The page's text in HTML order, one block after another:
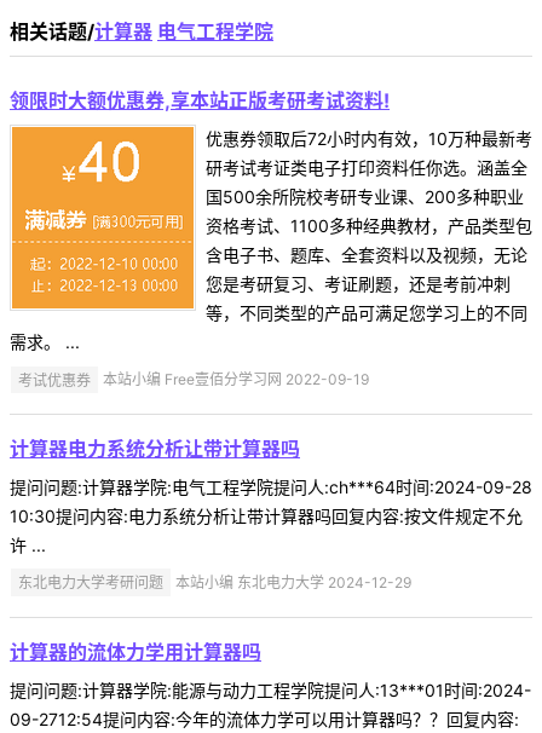
相关话题/计算器 电气工程学院
领限时大额优惠券,享本站正版考研考试资料!
优惠券领取后72小时内有效，10万种最新考
研考试考证类电子打印资料任你选。涵盖全
国500余所院校考研专业课、200多种职业
资格考试、1100多种经典教材，产品类型包
含电子书、题库、全套资料以及视频，无论
您是考研复习、考证刷题，还是考前冲刺
等，不同类型的产品可满足您学习上的不同
需求。 ...
考试优惠券 本站小编 Free壹佰分学习网 2022-09-19
计算器电力系统分析让带计算器吗
提问问题:计算器学院:电气工程学院提问人:ch***64时间:2024-09-28
10:30提问内容:电力系统分析让带计算器吗回复内容:按文件规定不允
许 ...
东北电力大学考研问题 本站小编 东北电力大学 2024-12-29
计算器的流体力学用计算器吗
提问问题:计算器学院:能源与动力工程学院提问人:13***01时间:2024-
09-2712:54提问内容:今年的流体力学可以用计算器吗？？回复内容: